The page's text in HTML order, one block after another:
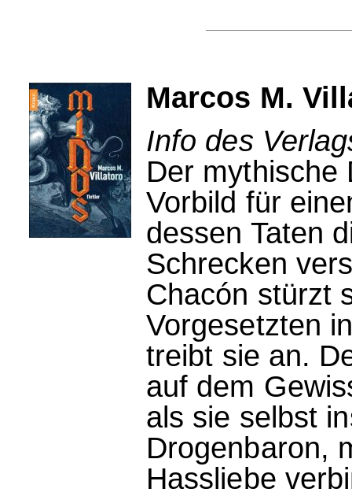
Marcos M.
Info des
Der mythische
Vorbild für
dessen Taten
Schrecken
Chacón stürzt
Vorgesetzten
treibt sie an.
auf dem
als sie selbst
Drogenbaron,
Hassliebe